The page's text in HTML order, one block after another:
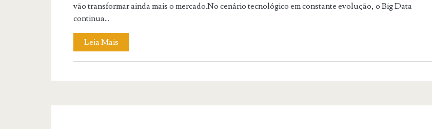
vão transformar ainda mais o mercado.No cenário tecnológico em constante evolução, o Big Data
continua...
Leia Mais